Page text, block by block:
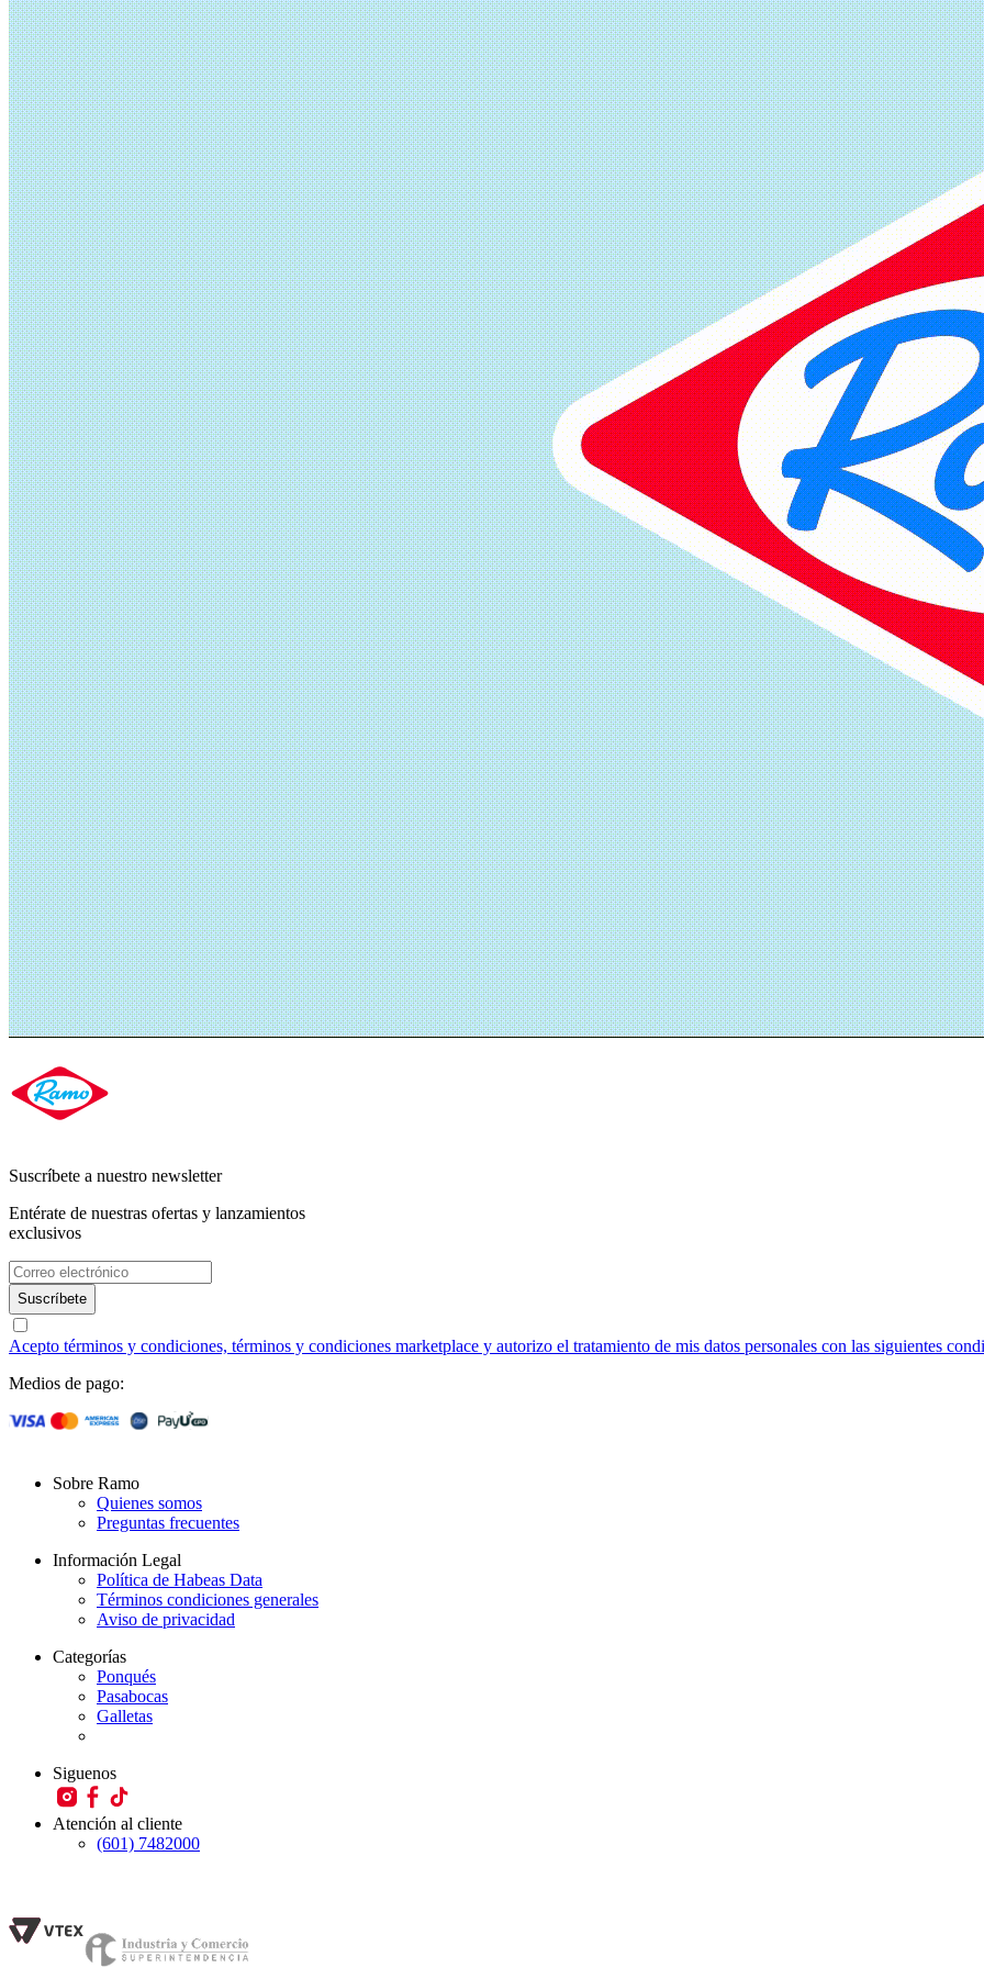
Suscríbete a nuestro newsletter
Entérate de nuestras ofertas y lanzamientos
exclusivos
Suscríbete
Acepto términos y condiciones, términos y condiciones marketplace y autorizo el tratamiento de mis datos personales con las siguientes
Medios de pago:
Sobre Ramo
Quienes somos
Preguntas frecuentes
Información Legal
Política de Habeas Data
Términos condiciones generales
Aviso de privacidad
Categorías
Ponqués
Pasabocas
Galletas
Siguenos
Atención al cliente
(601) 7482000